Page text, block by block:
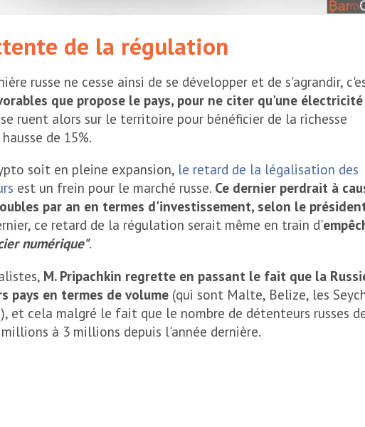
de la régulation
russe ne cesse ainsi de se développer et de s'agrandir,
que propose le pays, pour ne citer qu'une électricité
ruent alors sur le territoire pour bénéficier de la richesse
de 15%.
soit en pleine expansion, le retard de la légalisation des
est un frein pour le marché russe. Ce dernier perdrait à
par an en termes d'investissement, selon le
ce retard de la régulation serait même en train d'
numérique".
M. Pripachkin regrette en passant le fait que la
pays en termes de volume (qui sont Malte, Belize, les
et cela malgré le fait que le nombre de détenteurs russes
à 3 millions depuis l'année dernière.